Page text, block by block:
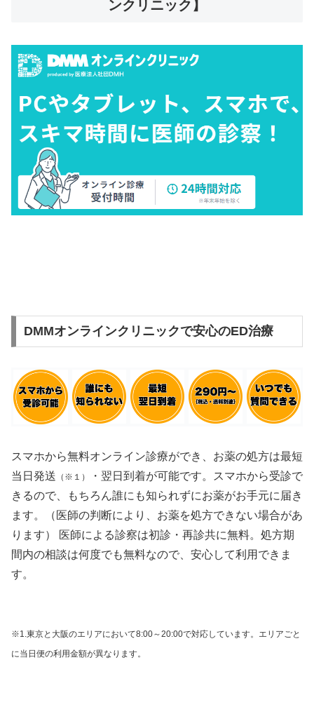
ンクリニック】
DMMオンラインクリニックで安心のED治療
スマホから無料オンライン診療ができ、お薬の処方は最短
当日発送 （※１）
・翌日到着が可能です。スマホから受診で
きるので、もちろん誰にも知られずにお薬がお手元に届き
ます。（医師の判断により、お薬を処方できない場合があ
ります） 医師による診察は初診・再診共に無料。処方期
間内の相談は何度でも無料なので、安心して利用できま
す。
※1.東京と大阪のエリアにおいて8:00～20:00で対応しています。エリアごと
に当日便の利用金額が異なります。